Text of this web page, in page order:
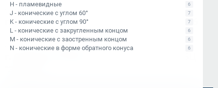
Офис в Москве
г. Москва, ул Зарайская, д. 21, помещ. 206
Офис в Санкт-Петербурге
H - пламевидные 6
J - конические с углом 60° 7
K - конические с углом 90° 7
L - конические с закругленным концом 6
M - конические с заостренным концом 6
N - конические в форме обратного конуса 6